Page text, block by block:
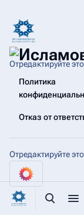
Отредактируйте
Политика
Отказ от
Отредактируйте